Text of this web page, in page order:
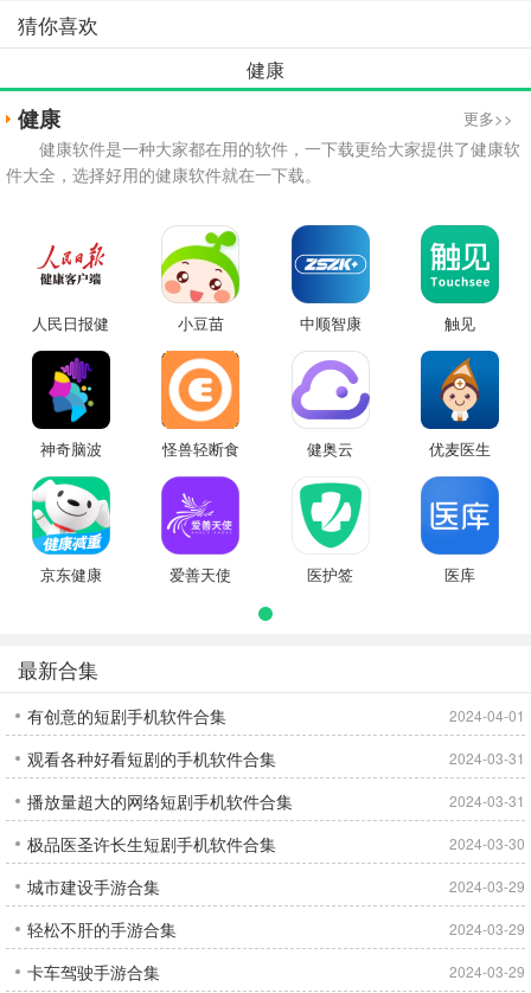
猜你喜欢
健康
健康 更多>>
健康软件是一种大家都在用的软件，一下载更给大家提供了健康软
件大全，选择好用的健康软件就在一下载。
人民日报健
康
小豆苗 中顺智康 触见
神奇脑波 怪兽轻断食 健奥云 优麦医生
京东健康 爱善天使 医护签 医库
最新合集
有创意的短剧手机软件合集 2024-04-01
观看各种好看短剧的手机软件合集 2024-03-31
播放量超大的网络短剧手机软件合集 2024-03-31
极品医圣许长生短剧手机软件合集 2024-03-30
城市建设手游合集 2024-03-29
轻松不肝的手游合集 2024-03-29
卡车驾驶手游合集 2024-03-29